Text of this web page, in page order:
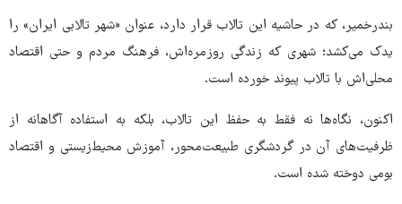
بندرخمیر، که در حاشیه این تالاب قرار دارد، عنوان «شهر تالابی ایران» را
یدک می‌کشد؛ شهری که زندگی روزمره‌اش، فرهنگ مردم و حتی اقتصاد
محلی‌اش با تالاب پیوند خورده است.
اکنون، نگاه‌ها نه فقط به حفظ این تالاب، بلکه به استفاده آگاهانه از
ظرفیت‌های آن در گردشگری طبیعت‌محور، آموزش محیط‌زیستی و اقتصاد
بومی دوخته شده است.